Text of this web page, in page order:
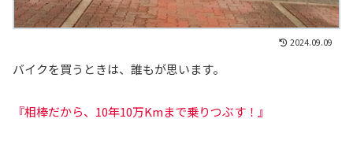
2024.09.09
バイクを買うときは、誰もが思います。
『相棒だから、10年10万Kmまで乗りつぶす！』